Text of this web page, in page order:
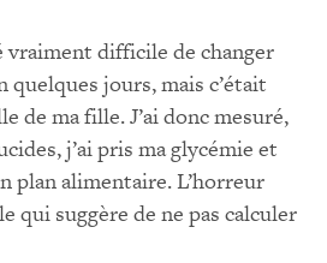
vraiment difficile de changer
jours, mais c’était
de ma fille. J’ai donc mesuré,
j’ai pris ma glycémie et
plan alimentaire. L’horreur
qui suggère de ne pas calculer